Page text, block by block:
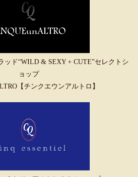
ッド“WILD & SEXY + CUTE”セレクトシ
ョップ
【チンクエウンアルトロ】